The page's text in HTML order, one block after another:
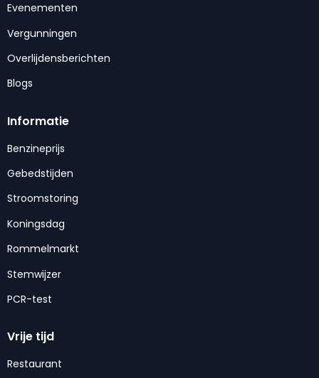
Evenementen
Vergunningen
Overlijdensberichten
Blogs
Informatie
Benzineprijs
Gebedstijden
Stroomstoring
Koningsdag
Rommelmarkt
Stemwijzer
PCR-test
Vrije tijd
Restaurant